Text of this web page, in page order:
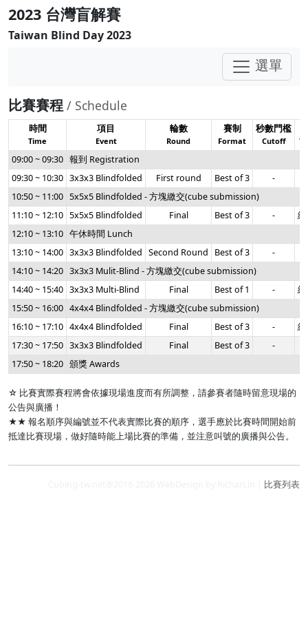
2023 台灣盲解賽
Taiwan Blind Day 2023
選單
比賽賽程 / Schedule
時間
Time
項目
Event
輪數
Round
賽制
Format
秒數門檻
Cutoff
09:00 ~ 09:30 報到 Registration
09:30 ~ 10:30 3x3x3 Blindfolded First round Best of 3
-
10:50 ~ 11:00 5x5x5 Blindfolded - 方塊繳交(cube submission)
11:10 ~ 12:10 5x5x5 Blindfolded Final Best of 3 -
12:10 ~ 13:10 午休時間 Lunch
13:10 ~ 14:00 3x3x3 Blindfolded Second Round Best of 3
-
14:10 ~ 14:20 3x3x3 Mulit-Blind - 方塊繳交(cube submission)
14:40 ~ 15:40 3x3x3 Multi-Blind Final Best of 1 -
15:50 ~ 16:00 4x4x4 Blindfolded - 方塊繳交(cube submission)
16:10 ~ 17:10 4x4x4 Blindfolded Final Best of 3 -
17:30 ~ 17:50 3x3x3 Blindfolded Final Best of 3
-
17:50 ~ 18:20 頒獎 Awards
☆ 比賽實際賽程將會依據現場進度而有所調整，請參賽者隨時留意現場的
公告與廣播！
★★ 報名順序與編號並不代表實際比賽的順序，選手應於比賽時間開始前
抵達比賽現場，做好隨時能上場比賽的準備，並注意叫號的廣播與公告。
比賽列表